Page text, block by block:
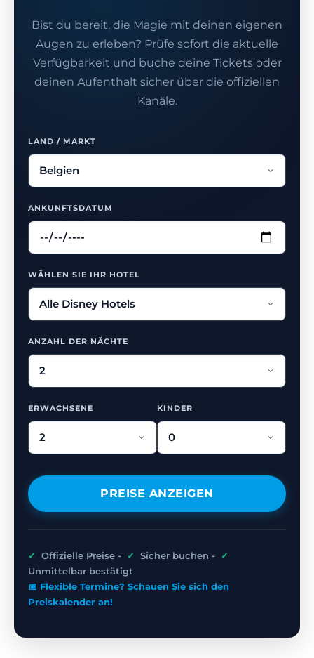
Bist du bereit, die Magie mit deinen eigenen
Augen zu erleben? Prüfe sofort die aktuelle
Verfügbarkeit und buche deine Tickets oder
deinen Aufenthalt sicher über die offiziellen
Kanäle.
LAND / MARKT
ANKUNFTSDATUM
WÄHLEN SIE IHR HOTEL
ANZAHL DER NÄCHTE
ERWACHSENE KINDER
PREISE ANZEIGEN
✓ Offizielle Preise - ✓ Sicher buchen -
✓
Unmittelbar bestätigt
📅 Flexible Termine? Schauen Sie sich den
Preiskalender an!